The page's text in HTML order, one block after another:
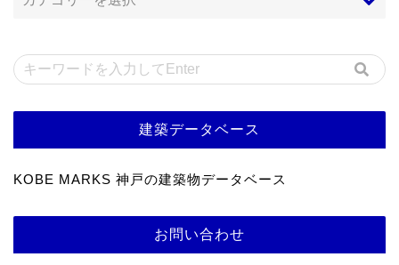
建築データベース
KOBE MARKS 神戸の建築物データベース
お問い合わせ